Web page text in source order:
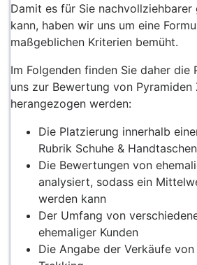
Damit es für Sie
kann, haben wir uns um eine
maßgeblichen Kriterien bemüht.
Im Folgenden finden Sie daher die
uns zur Bewertung von Pyramiden
herangezogen werden:
Die Platzierung innerhalb
Rubrik Schuhe & Handtaschen
Die Bewertungen von
analysiert, sodass ein
werden kann
Der Umfang von
ehemaliger Kunden
Die Angabe der Verkäufe